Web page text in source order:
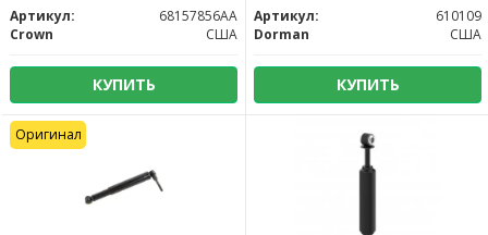
Артикул:
68157856AA
Crown
США
КУПИТЬ
Артикул:
610109
Dorman
США
КУПИТЬ
Оригинал